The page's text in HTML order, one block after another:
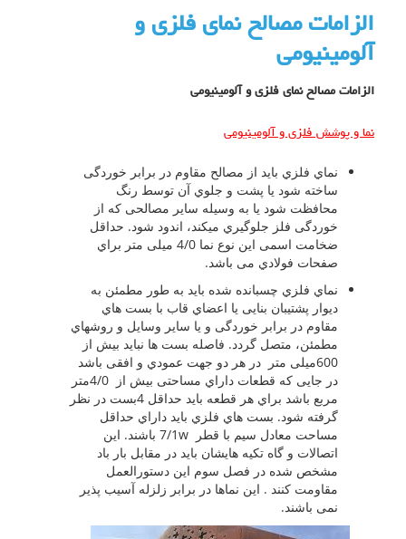
الزامات مصالح نمای فلزی و
آلومینیومی
الزامات مصالح نمای فلزی و آلومینیومی
نما و پوشش فلزي و آلومینیومی
نماي فلزي باید از مصالح مقاوم در برابر خوردگی
ساخته شود یا پشت و جلوي آن توسط رنگ
محافظت شود یا به وسیله سایر مصالحی که از
خوردگی فلز جلوگیري میکند، اندود شود. حداقل
ضخامت اسمی این نوع نما 4/0 میلی متر براي
صفحات فولادي می باشد.
نماي فلزي چسبانده شده باید به طور مطمئن به
دیوار پشتیبان بنایی یا اعضاي قاب با بست هاي
مقاوم در برابر خوردگی و یا سایر وسایل و روشهاي
مطمئن، متصل گردد. فاصله بست ها نباید بیش از
600میلی متر در هر دو جهت عمودي و افقی باشد
در جایی که قطعات داراي مساحتی بیش از 4/0متر
مربع باشد براي هر قطعه باید حداقل 4بست در نظر
گرفته شود. بست هاي فلزي باید داراي حداقل
مساحت معادل سیم با قطر 7/1w باشند. این
اتصالات و گاه تکیه هایشان باید در مقابل بار باد
مشخص شده در فصل سوم این دستورالعمل
مقاومت کنند . این نماها در برابر زلزله آسیب پذیر
نمی باشند.